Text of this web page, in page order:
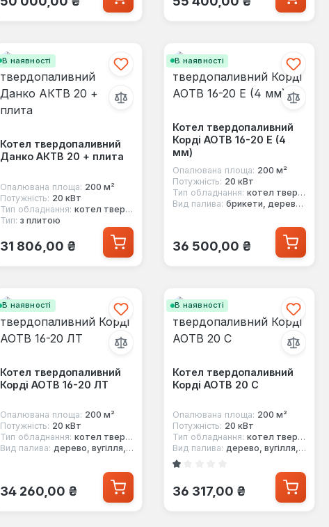
В наявності
Котел твердопаливний
Данко АКТВ 20 + плита
Опалювана площа: 200 м²
Потужність: 20 кВт
Тип обладнання: котел твердопаливний
Тип: з плитою
Звичайна ціна:
31 806,00 ₴
В наявності
Котел твердопаливний
Корді АОТВ 16-20 Е (4
мм)
Опалювана площа: 200 м²
Потужність: 20 кВт
Тип обладнання: котел твердопаливний
Вид палива: брикети, дерево, вугілля, кокс
Звичайна ціна:
36 500,00 ₴
В наявності
Котел твердопаливний
Корді АОТВ 16-20 ЛТ
Опалювана площа: 200 м²
Потужність: 20 кВт
Тип обладнання: котел твердопаливний
Вид палива: дерево, вугілля, кокс
Звичайна ціна:
34 260,00 ₴
В наявності
Котел твердопаливний
Корді АОТВ 20 C
Опалювана площа: 200 м²
Потужність: 20 кВт
Тип обладнання: котел твердопаливний
Вид палива: дерево, вугілля, кокс
Середня оцінка 1 з 5 зірок
Звичайна ціна:
36 317,00 ₴